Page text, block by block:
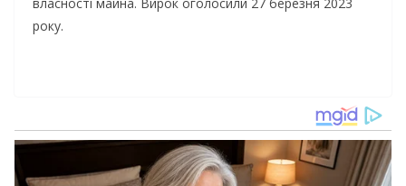
року.